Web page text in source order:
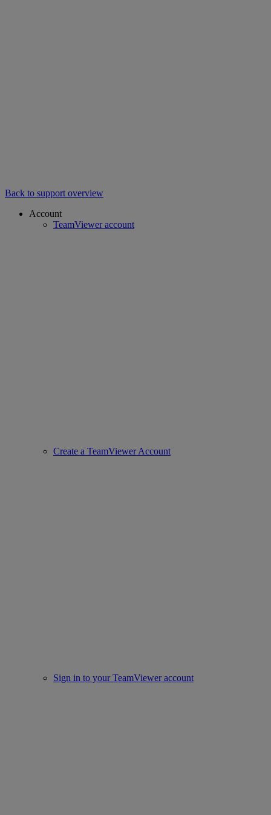
Back to support overview
Account
TeamViewer account
Create a TeamViewer Account
Sign in to your TeamViewer account